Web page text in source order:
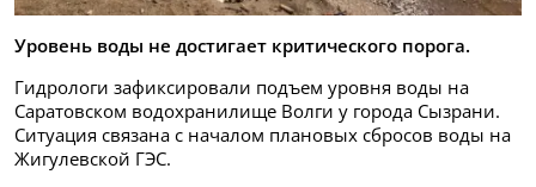
Уровень воды не достигает критического порога.
Гидрологи зафиксировали подъем уровня воды на
Саратовском водохранилище Волги у города Сызрани.
Ситуация связана с началом плановых сбросов воды на
Жигулевской ГЭС.